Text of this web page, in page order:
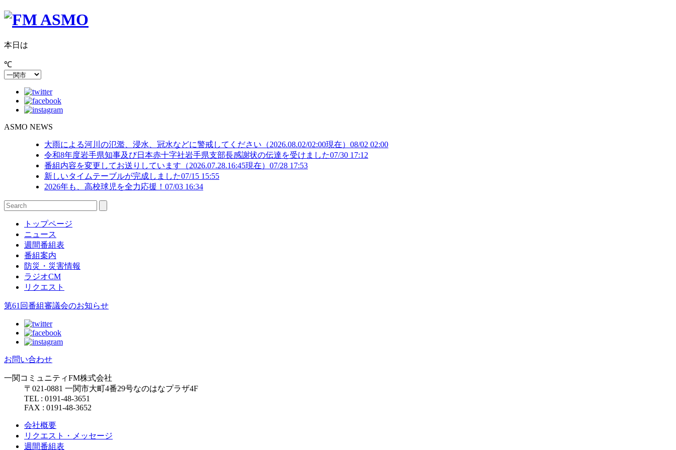
本日は
℃
ASMO NEWS
大雨による河川の氾濫、浸水、冠水などに警戒してください（2026.08.02/02:00現在） 08/02 02:00
令和8年度岩手県知事及び日本赤十字社岩手県支部長感謝状の伝達を受けました07/30 17:12
番組内容を変更してお送りしています（2026.07.28.16:45現在） 07/28 17:53
新しいタイムテーブルが完成しました07/15 15:55
2026年も、高校球児を全力応援！ 07/03 16:34
トップページ
ニュース
週間番組表
番組案内
防災・災害情報
ラジオCM
リクエスト
第61回番組審議会のお知らせ
お問い合わせ
一関コミュニティFM株式会社
〒021-0881 一関市大町4番29号なのはなプラザ4F
TEL : 0191-48-3651
FAX : 0191-48-3652
会社概要
リクエスト・メッセージ
週間番組表